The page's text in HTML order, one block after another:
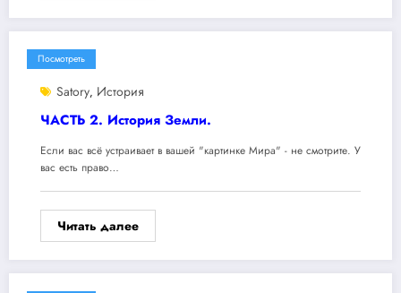
Посмотреть
Satory, История
ЧАСТЬ 2. История Земли.
Если вас всё устраивает в вашей "картинке Мира" - не смотрите. У
вас есть право…
Читать далее